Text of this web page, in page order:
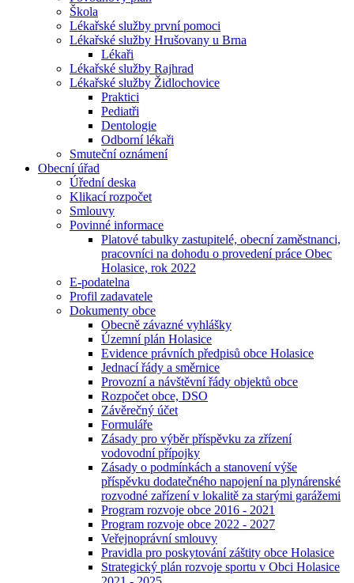
Škola
Lékařské služby první pomoci
Lékařské služby Hrušovany u Brna
Lékaři
Lékařské služby Rajhrad
Lékařské služby Židlochovice
Praktici
Pediatři
Dentologie
Odborní lékaři
Smuteční oznámení
Obecní úřad
Úřední deska
Klikací rozpočet
Smlouvy
Povinné informace
Platové tabulky zastupitelé, obecní zaměstnanci,
pracovníci na dohodu o provedení práce Obec
Holasice, rok 2022
E-podatelna
Profil zadavatele
Dokumenty obce
Obecně závazné vyhlášky
Územní plán Holasice
Evidence právních předpisů obce Holasice
Jednací řády a směrnice
Provozní a návštěvní řády objektů obce
Rozpočet obce, DSO
Závěrečný účet
Formuláře
Zásady pro výběr příspěvku za zřízení
vodovodní přípojky
Zásady o podmínkách a stanovení výše
příspěvku dodatečného napojení na plynárenské
rozvodné zařízení v lokalitě za starými garážemi
Program rozvoje obce 2016 - 2021
Program rozvoje obce 2022 - 2027
Veřejnoprávní smlouvy
Pravidla pro poskytování záštity obce Holasice
Strategický plán rozvoje sportu v Obci Holasice